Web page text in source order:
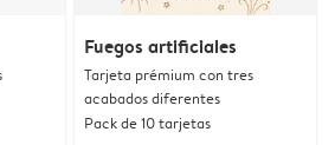
Fuegos artificiales
Tarjeta prémium con tres
acabados diferentes
Pack de 10 tarjetas